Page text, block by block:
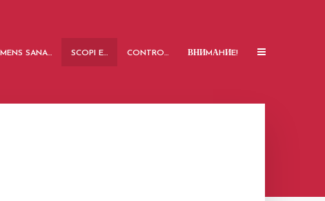
MENS SANA… SCOPI E… CONTRO… ВНИMАHИE!